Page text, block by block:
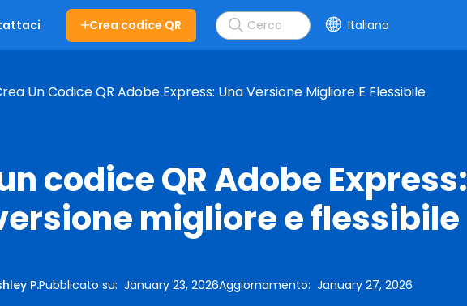
Crea codice QR Italiano
Un Codice QR Adobe Express: Una Versione Migliore E Flessibile
codice QR Adobe Express:
migliore e flessibile
P.Pubblicato su:January 23, 2026Aggiornamento:January 27, 2026